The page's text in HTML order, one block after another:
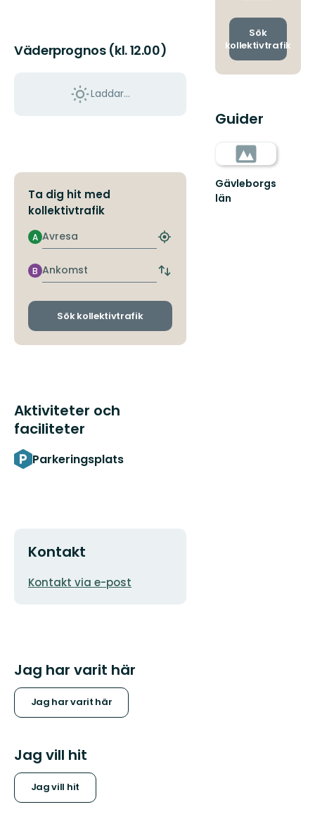
Väderprognos (kl. 12.00)
Laddar...
Ta dig hit med
kollektivtrafik
Avresa
A
Hitta
hållplats
Ankomst
B
Byt
och
Sök kollektivtrafik
Aktiviteter och
faciliteter
Parkeringsplats
Kontakt
E-
Kontakt via e-post
Jag har varit här
Jag har varit här
Jag vill hit
Jag vill hit
och
Sök
kollektivtrafik
Guider
Gävleborgs
län